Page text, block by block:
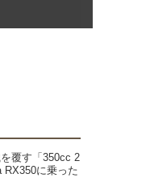
覆す「350cc 2
RX350に乗った